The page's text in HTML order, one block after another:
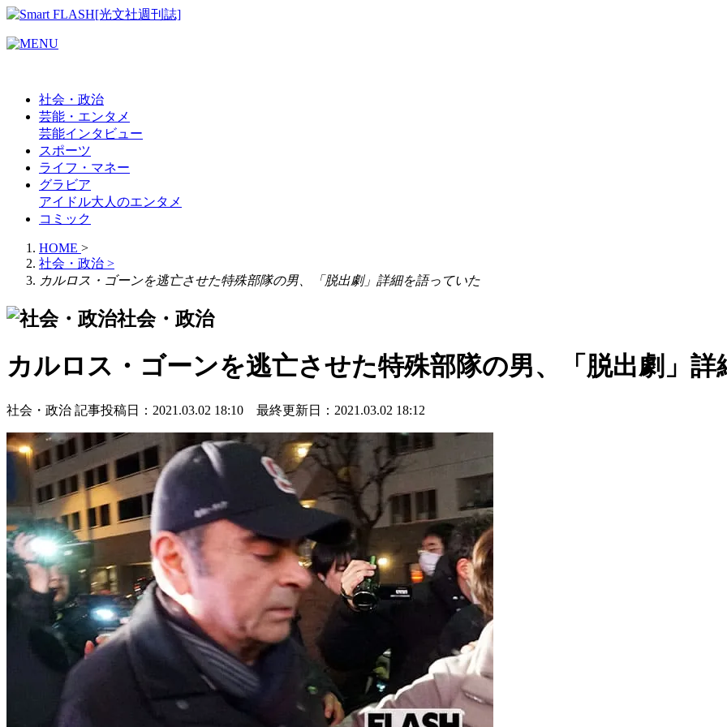
社会・政治
芸能・エンタメ
芸能インタビュー
スポーツ
ライフ・マネー
グラビア
アイドル大人のエンタメ
コミック
HOME >
社会・政治 >
カルロス・ゴーンを逃亡させた特殊部隊の男、「脱出劇」詳細を語っていた
社会・政治
カルロス・ゴーンを逃亡させた特殊部隊の男、「脱出劇」詳
社会・政治 記事投稿日：2021.03.02 18:10 最終更新日：2021.03.02 18:12